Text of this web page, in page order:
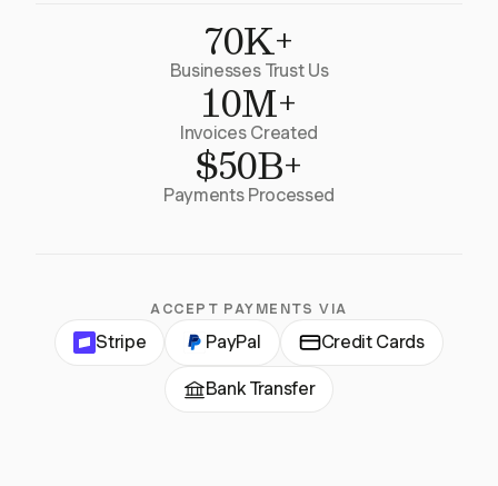
70K+
Businesses Trust Us
10M+
Invoices Created
$50B+
Payments Processed
ACCEPT PAYMENTS VIA
Stripe PayPal Credit Cards
Bank Transfer